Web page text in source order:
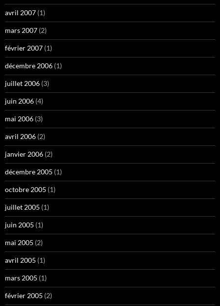
avril 2007 (1)
mars 2007 (2)
février 2007 (1)
décembre 2006 (1)
juillet 2006 (3)
juin 2006 (4)
mai 2006 (3)
avril 2006 (2)
janvier 2006 (2)
décembre 2005 (1)
octobre 2005 (1)
juillet 2005 (1)
juin 2005 (1)
mai 2005 (2)
avril 2005 (1)
mars 2005 (1)
février 2005 (2)